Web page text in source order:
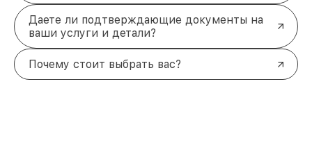
Даете ли подтверждающие документы на
ваши услуги и детали?
Почему стоит выбрать вас?